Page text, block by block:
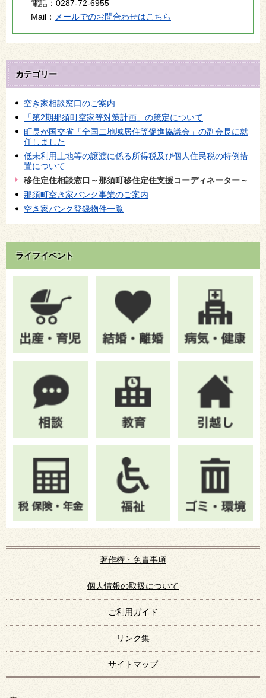
電話： 0287-72-6955
Mail： メールでのお問合わせはこちら
カテゴリー
空き家相談窓口のご案内
「第2期那須町空家等対策計画」の策定について
町長が国交省「全国二地域居住等促進協議会」の副会長に就
任しました
低未利用土地等の譲渡に係る所得税及び個人住民税の特例措
置について
移住定住相談窓口～那須町移住定住支援コーディネーター～
那須町空き家バンク事業のご案内
空き家バンク登録物件一覧
ライフイベント
著作権・免責事項
個人情報の取扱について
ご利用ガイド
リンク集
サイトマップ